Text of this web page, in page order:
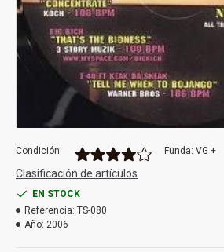
Condición: Funda: VG +
Clasificación de artículos
EN STOCK
Referencia: TS-080
Año: 2006